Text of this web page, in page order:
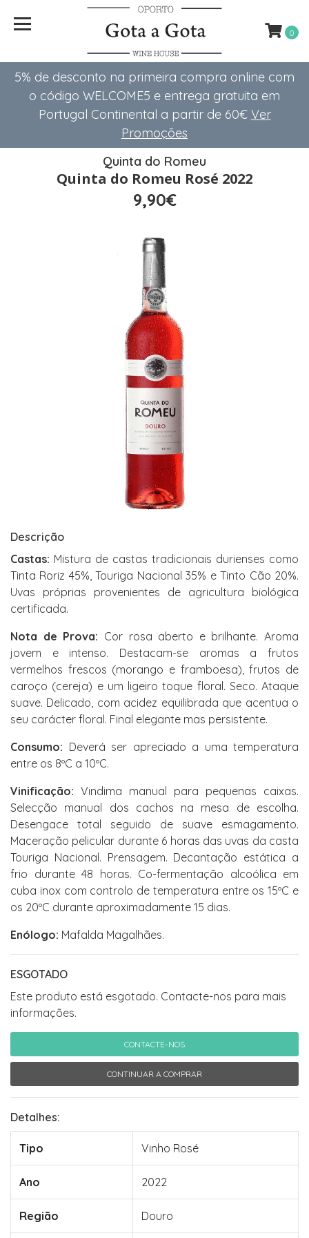
5% de desconto na primeira compra online com
o código WELCOME5 e entrega gratuita em
Portugal Continental a partir de 60€ Ver
Promoções
0
Quinta do Romeu
Quinta do Romeu Rosé 2022
9,90€
Descrição
Castas: Mistura de castas tradicionais durienses como
Tinta Roriz 45%, Touriga Nacional 35% e Tinto Cão 20%.
Uvas próprias provenientes de agricultura biológica
certificada.
Nota de Prova: Cor rosa aberto e brilhante. Aroma
jovem e intenso. Destacam-se aromas a frutos
vermelhos frescos (morango e framboesa), frutos de
caroço (cereja) e um ligeiro toque floral. Seco. Ataque
suave. Delicado, com acidez equilibrada que acentua o
seu carácter floral. Final elegante mas persistente.
Consumo: Deverá ser apreciado a uma temperatura
entre os 8ºC a 10ºC.
Vinificação: Vindima manual para pequenas caixas.
Selecção manual dos cachos na mesa de escolha.
Desengace total seguido de suave esmagamento.
Maceração pelicular durante 6 horas das uvas da casta
Touriga Nacional. Prensagem. Decantação estática a
frio durante 48 horas. Co-fermentação alcoólica em
cuba inox com controlo de temperatura entre os 15ºC e
os 20ºC durante aproximadamente 15 dias.
Enólogo: Mafalda Magalhães.
ESGOTADO
Este produto está esgotado. Contacte-nos para mais
informações.
CONTACTE-NOS
CONTINUAR A COMPRAR
Detalhes:
Tipo Vinho Rosé
Ano 2022
Região Douro